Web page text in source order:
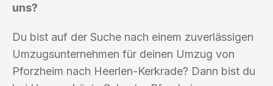
uns?
Du bist auf der Suche nach einem zuverlässigen
Umzugsunternehmen für deinen Umzug von
Pforzheim nach Heerlen-Kerkrade? Dann bist du